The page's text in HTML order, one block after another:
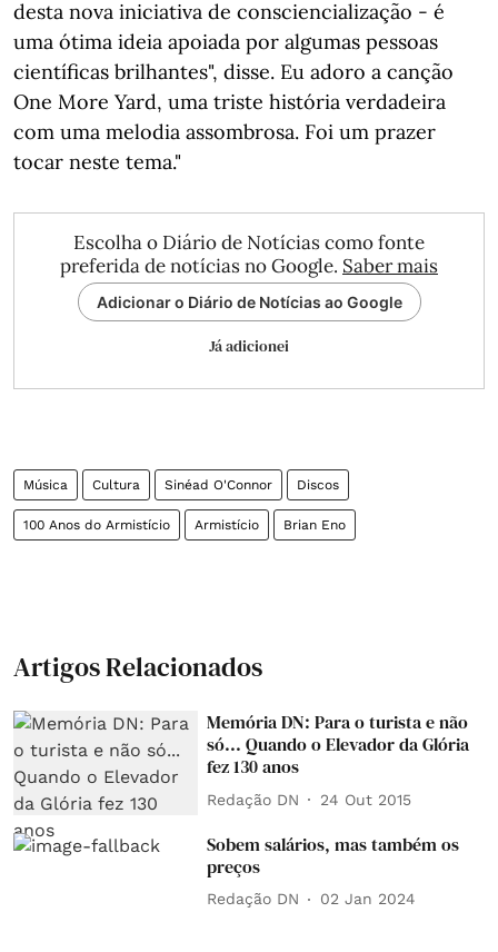
desta nova iniciativa de consciencialização - é
uma ótima ideia apoiada por algumas pessoas
científicas brilhantes", disse. Eu adoro a canção
One More Yard, uma triste história verdadeira
com uma melodia assombrosa. Foi um prazer
tocar neste tema."
Escolha o Diário de Notícias como fonte
preferida de notícias no Google. Saber mais
Adicionar o Diário de Notícias ao Google
Já adicionei
Música Cultura Sinéad O'Connor Discos
100 Anos do Armistício Armistício Brian Eno
Artigos Relacionados
Memória DN: Para o turista e não
só... Quando o Elevador da Glória
fez 130 anos
Redação DN 24 Out 2015
Sobem salários, mas também os
preços
Redação DN 02 Jan 2024